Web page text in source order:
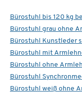
Bürostuhl bis 120 kg
Bürostuhl grau ohne
Bürostuhl Kunstleder
Bürostuhl mit
Bürostuhl ohne
Bürostuhl
Bürostuhl weiß ohne